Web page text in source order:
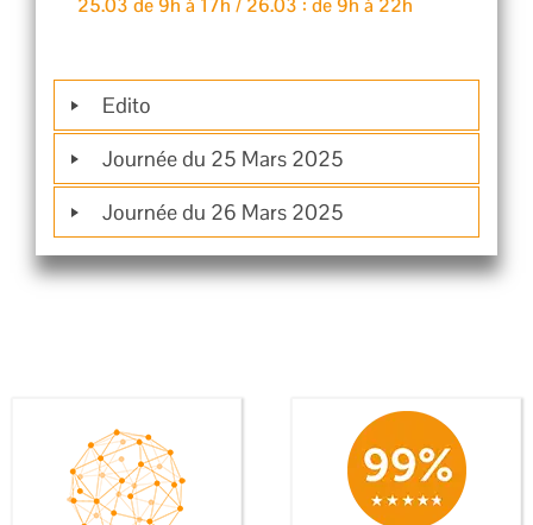
25.03 de 9h à 17h / 26.03 : de 9h à 22h
Edito
Journée du 25 Mars 2025
Journée du 26 Mars 2025